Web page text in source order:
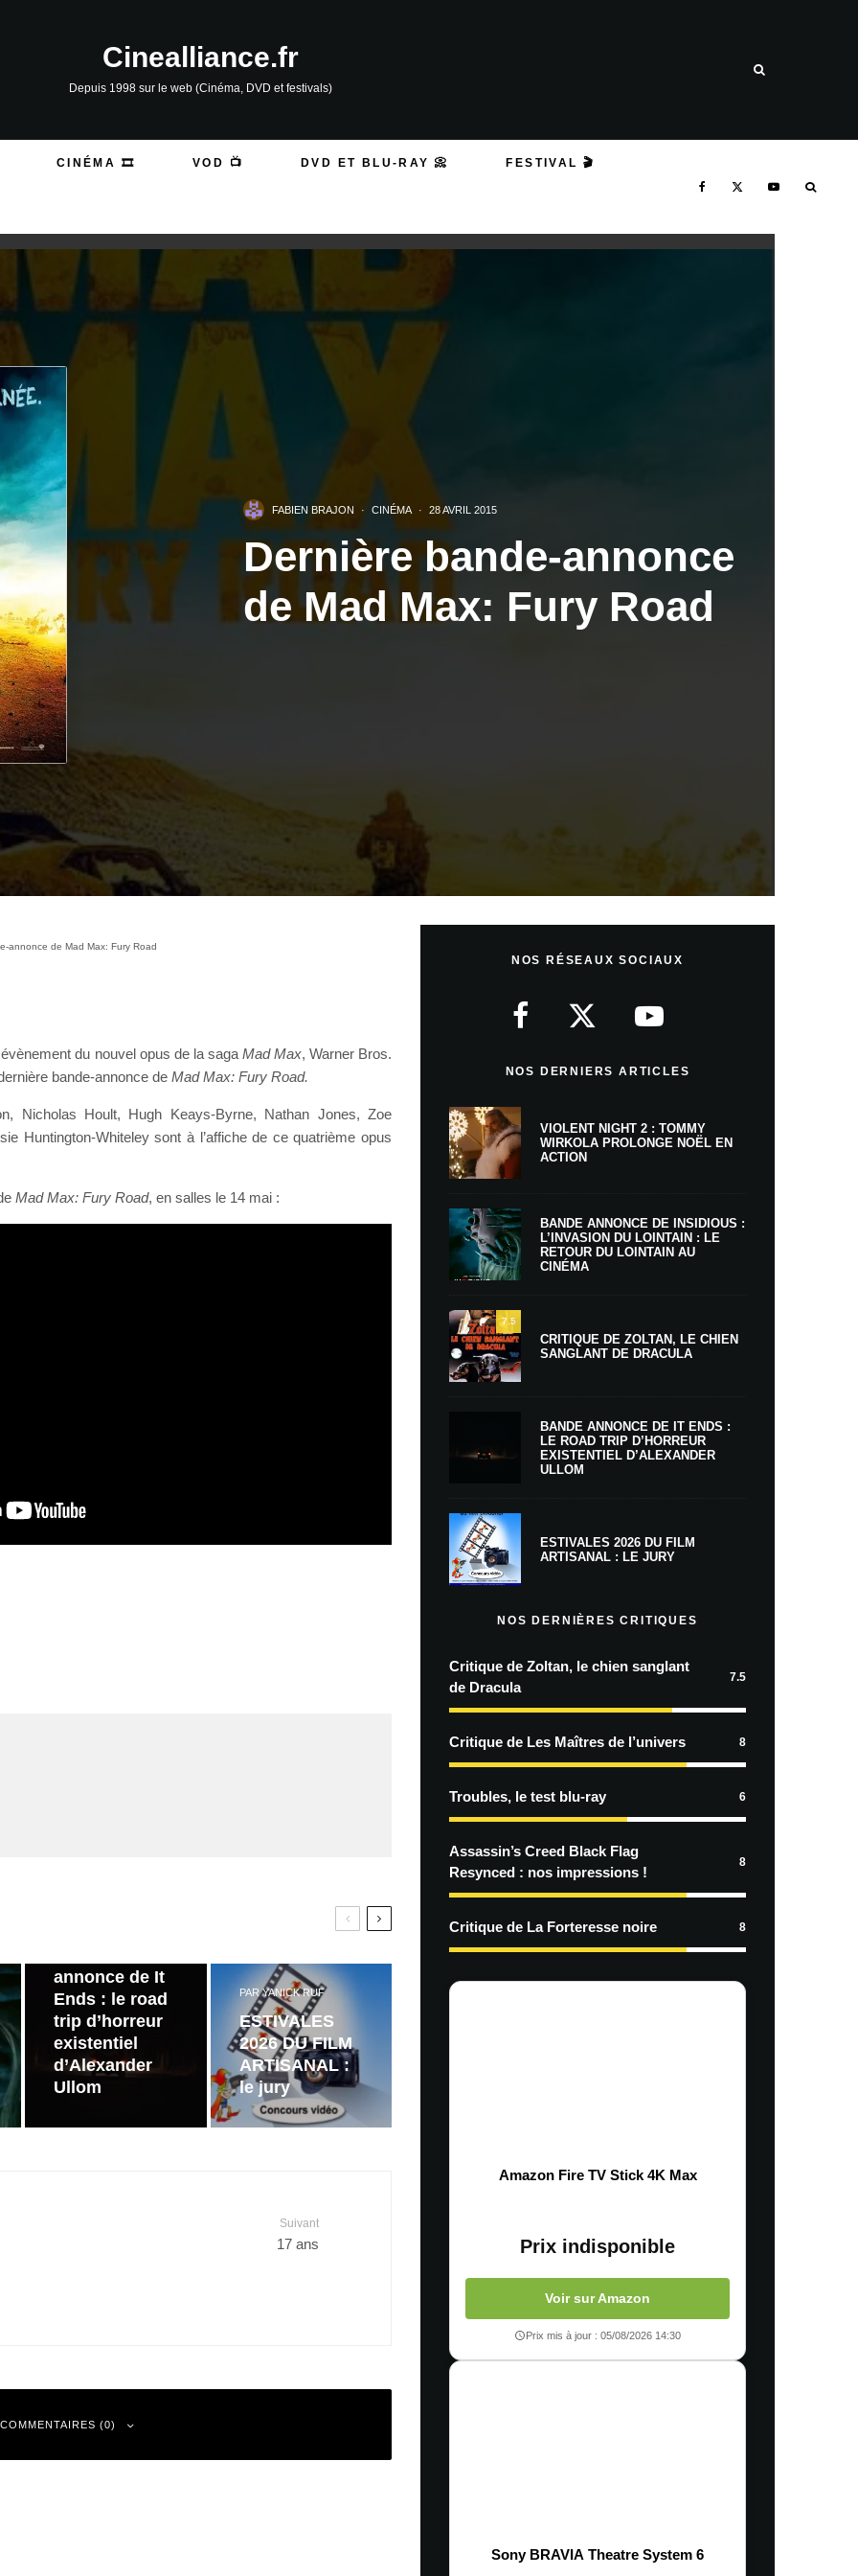
Cinealliance.fr
Depuis 1998 sur le web (Cinéma, DVD et festivals)
CINÉMA 🎞️ VOD 📺 DVD ET BLU-RAY 📀 FESTIVAL 🎬
FABIEN BRAJON · CINÉMA · 28 AVRIL 2015
Dernière bande-annonce
de Mad Max: Fury Road
annonce de Mad Max: Fury Road
du nouvel opus de la saga Mad Max, Warner Bros.
bande-annonce de Mad Max: Fury Road.
Nicholas Hoult, Hugh Keays-Byrne, Nathan Jones, Zoe
Huntington-Whiteley sont à l’affiche de ce quatrième opus
Mad Max: Fury Road, en salles le 14 mai :
annonce de It
Ends : le road
trip d’horreur
existentiel
d’Alexander
Ullom
PARYANICK RUF
ESTIVALES
2026 DU FILM
ARTISANAL :
le jury
Suivant
17 ans
(0)
NOS RÉSEAUX SOCIAUX
NOS DERNIERS ARTICLES
VIOLENT NIGHT 2 : TOMMY
WIRKOLA PROLONGE NOËL EN
ACTION
BANDE ANNONCE DE INSIDIOUS :
L’INVASION DU LOINTAIN : LE
RETOUR DU LOINTAIN AU
CINÉMA
7.5
CRITIQUE DE ZOLTAN, LE CHIEN
SANGLANT DE DRACULA
BANDE ANNONCE DE IT ENDS :
LE ROAD TRIP D’HORREUR
EXISTENTIEL D’ALEXANDER
ULLOM
ESTIVALES 2026 DU FILM
ARTISANAL : LE JURY
NOS DERNIÈRES CRITIQUES
Critique de Zoltan, le chien sanglant
de Dracula
7.5
Critique de Les Maîtres de l’univers 8
Troubles, le test blu-ray 6
Assassin’s Creed Black Flag
Resynced : nos impressions !
8
Critique de La Forteresse noire 8
Amazon Fire TV Stick 4K Max
Prix indisponible
Voir sur Amazon
Prix mis à jour : 05/08/2026 14:30
Sony BRAVIA Theatre System 6